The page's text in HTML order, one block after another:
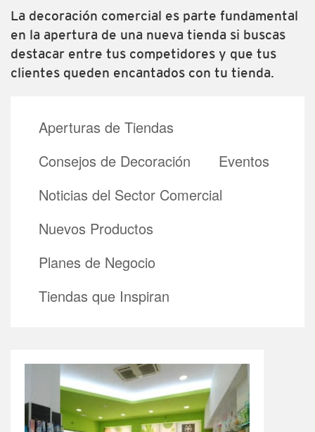
La decoración comercial es parte fundamental
en la apertura de una nueva tienda si buscas
destacar entre tus competidores y que tus
clientes queden encantados con tu tienda.
Aperturas de Tiendas
Consejos de Decoración
Eventos
Noticias del Sector Comercial
Nuevos Productos
Planes de Negocio
Tiendas que Inspiran